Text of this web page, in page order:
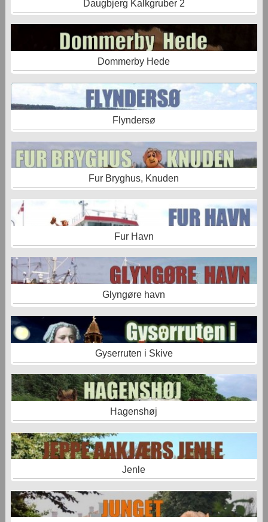
Daugbjerg Kalkgruber 2
Dommerby Hede
Flyndersø
Fur Bryghus, Knuden
Fur Havn
Glyngøre havn
Gyserruten i Skive
Hagenshøj
Jenle